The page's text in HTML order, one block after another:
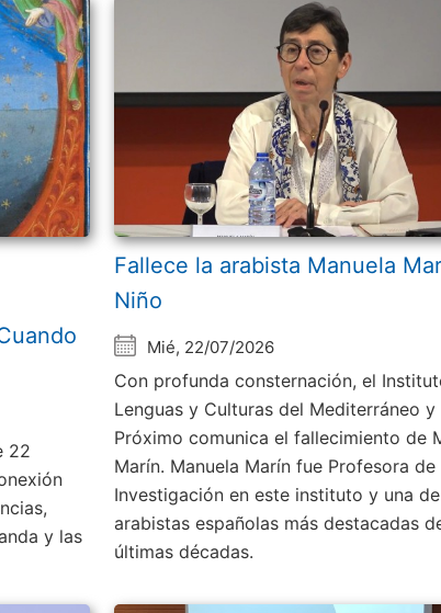
22
y las
Fallece la arabista Manuela
Niño
Mié, 22/07/2026
Con profunda consternación, el
Lenguas y Culturas del Mediterráneo y
Próximo comunica el fallecimiento de
Marín. Manuela Marín fue Profesora de
Investigación en este instituto y una
arabistas españolas más destacadas
últimas décadas.